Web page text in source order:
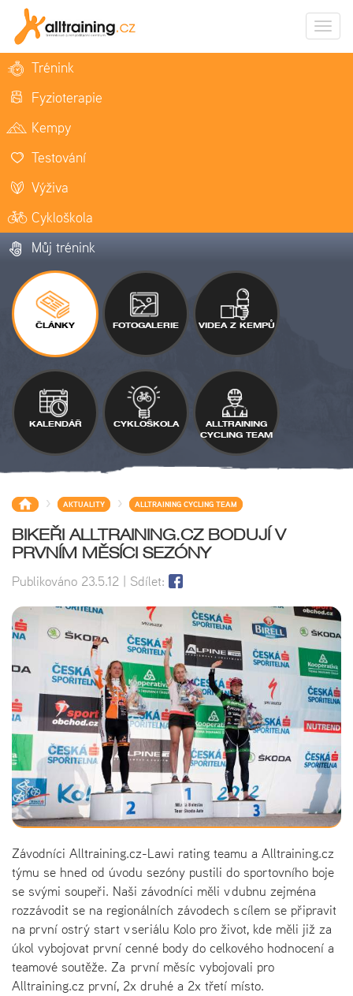
Trénink
Fyzioterapie
Kempy
Testování
Výživa
Cykloškola
Můj trénink
ČLÁNKY FOTOGALERIE VIDEA Z KEMPŮ
KALENDÁŘ CYKLOŠKOLA
ALLTRAINING
CYCLING TEAM
> AKTUALITY > ALLTRAINING CYCLING TEAM
BIKEŘI ALLTRAINING.CZ BODUJÍ V
PRVNÍM MĚSÍCI SEZÓNY
Publikováno 23.5.12 | Sdílet:
Závodníci Alltraining.cz-Lawi rating teamu a Alltraining.cz
týmu se hned od úvodu sezóny pustili do sportovního boje
se svými soupeři. Naši závodníci měli v dubnu zejména
rozzávodit se na regionálních závodech s cílem se připravit
na první ostrý start v seriálu Kolo pro život, kde měli již za
úkol vybojovat první cenné body do celkového hodnocení a
teamové soutěže. Za první měsíc vybojovali pro
Alltraining.cz první, 2x druhé a 2x třetí místo.